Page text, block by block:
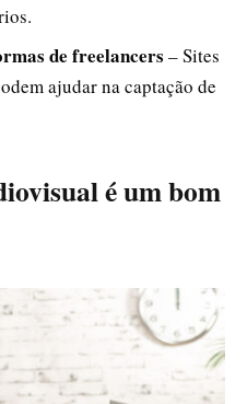
de freelancers – Sites
ajudar na captação de
é um bom